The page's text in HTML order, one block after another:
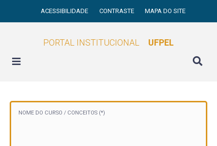
ACESSIBILIDADE CONTRASTE MAPA DO SITE
PORTAL INSTITUCIONAL UFPEL
NOME DO CURSO / CONCEITOS (*)